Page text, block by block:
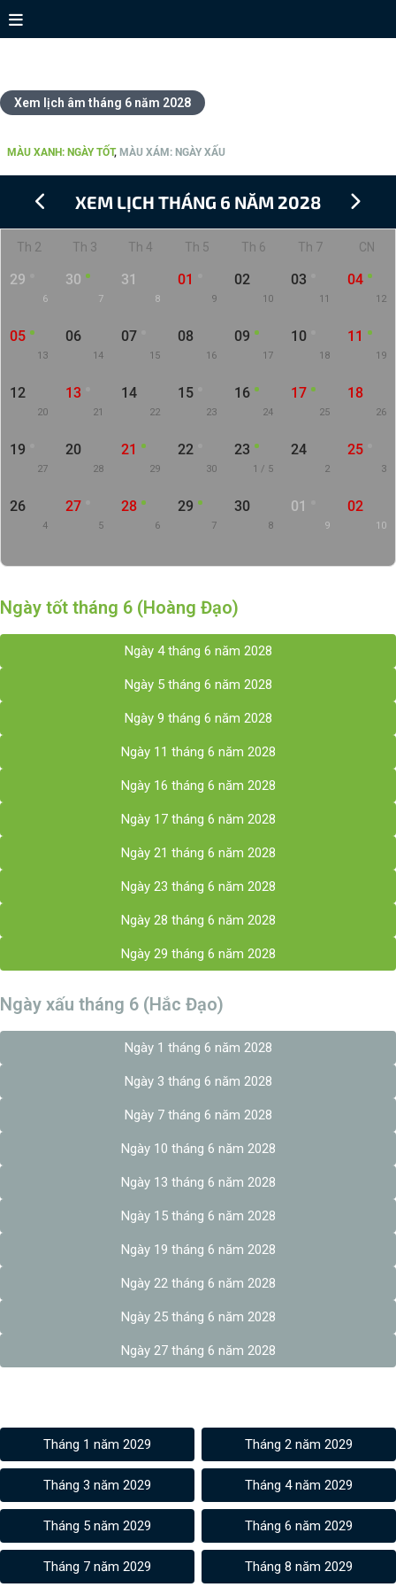
Xem lịch âm tháng 6 năm 2028
MÀU XANH: NGÀY TỐT, MÀU XÁM: NGÀY XẤU
XEM LỊCH THÁNG 6 NĂM 2028
Th 2 Th 3 Th 4 Th 5 Th 6 Th 7 CN
29
6
30
7
31
8
01
9
02
10
03
11
04
12
05
13
06
14
07
15
08
16
09
17
10
18
11
19
12
20
13
21
14
22
15
23
16
24
17
25
18
26
19
27
20
28
21
29
22
30
23
1 / 5
24
2
25
3
26
4
27
5
28
6
29
7
30
8
01
9
02
10
Ngày tốt tháng 6 (Hoàng Đạo)
Ngày 4 tháng 6 năm 2028
Ngày 5 tháng 6 năm 2028
Ngày 9 tháng 6 năm 2028
Ngày 11 tháng 6 năm 2028
Ngày 16 tháng 6 năm 2028
Ngày 17 tháng 6 năm 2028
Ngày 21 tháng 6 năm 2028
Ngày 23 tháng 6 năm 2028
Ngày 28 tháng 6 năm 2028
Ngày 29 tháng 6 năm 2028
Ngày xấu tháng 6 (Hắc Đạo)
Ngày 1 tháng 6 năm 2028
Ngày 3 tháng 6 năm 2028
Ngày 7 tháng 6 năm 2028
Ngày 10 tháng 6 năm 2028
Ngày 13 tháng 6 năm 2028
Ngày 15 tháng 6 năm 2028
Ngày 19 tháng 6 năm 2028
Ngày 22 tháng 6 năm 2028
Ngày 25 tháng 6 năm 2028
Ngày 27 tháng 6 năm 2028
Tháng 1 năm 2029 Tháng 2 năm 2029
Tháng 3 năm 2029 Tháng 4 năm 2029
Tháng 5 năm 2029 Tháng 6 năm 2029
Tháng 7 năm 2029 Tháng 8 năm 2029